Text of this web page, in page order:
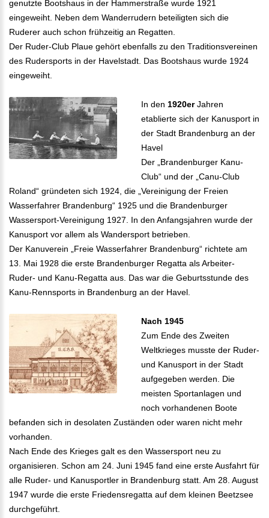
genutzte Bootshaus in der Hammerstraße wurde 1921
eingeweiht. Neben dem Wanderrudern beteiligten sich die
Ruderer auch schon frühzeitig an Regatten.
Der Ruder-Club Plaue gehört ebenfalls zu den Traditionsvereinen
des Rudersports in der Havelstadt. Das Bootshaus wurde 1924
eingeweiht.
In den 1920erJahren
etablierte sich der Kanusport in
der Stadt Brandenburg an der
Havel
Der „Brandenburger Kanu-
Club“ und der „Canu-Club
Roland“ gründeten sich 1924, die „Vereinigung der Freien
Wasserfahrer Brandenburg“ 1925 und die Brandenburger
Wassersport-Vereinigung 1927. In den Anfangsjahren wurde der
Kanusport vor allem als Wandersport betrieben.
Der Kanuverein „Freie Wasserfahrer Brandenburg“ richtete am
13. Mai 1928 die erste Brandenburger Regatta als Arbeiter-
Ruder- und Kanu-Regatta aus. Das war die Geburtsstunde des
Kanu-Rennsports in Brandenburg an der Havel.
Nach 1945
Zum Ende des Zweiten
Weltkrieges musste der Ruder-
und Kanusport in der Stadt
aufgegeben werden. Die
meisten Sportanlagen und
noch vorhandenen Boote
befanden sich in desolaten Zuständen oder waren nicht mehr
vorhanden.
Nach Ende des Krieges galt es den Wassersport neu zu
organisieren. Schon am 24. Juni 1945 fand eine erste Ausfahrt für
alle Ruder- und Kanusportler in Brandenburg statt. Am 28. August
1947 wurde die erste Friedensregatta auf dem kleinen Beetzsee
durchgeführt.